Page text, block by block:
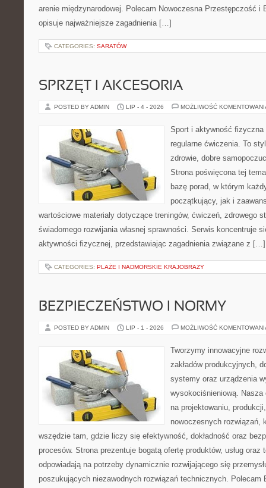
arenie międzynarodowej. Polecam Nowoczesna Przestępczość i
opisuje najważniejsze zagadnienia […]
CATEGORIES: SARATÓW
SPRZĘT I AKCESORIA
POSTED BY ADMIN LIP - 4 - 2026 MOŻLIWOŚĆ
Sport i aktywność
regularne ćwiczenia. To
zdrowie, dobre
Strona poświęcona tej
bazę porad, w którym
początkujący, jak i
wartościowe materiały dotyczące treningów, ćwiczeń, zdrowego
świadomego rozwijania własnej sprawności. Serwis koncentruje
aktywności fizycznej, przedstawiając zagadnienia związane z […]
CATEGORIES: PLAŻE I NADMORSKIE KRAJOBRAZY
BEZPIECZEŃSTWO I NORMY
POSTED BY ADMIN LIP - 1 - 2026 MOŻLIWOŚĆ
Tworzymy innowacyjne
zakładów produkcyjnych,
systemy oraz urządzenia
wysokociśnieniową. Nasza
na projektowaniu,
nowoczesnych rozwiązań,
wszędzie tam, gdzie liczy się efektywność, dokładność oraz
procesów. Strona prezentuje bogatą ofertę produktów, usług oraz
odpowiadają na potrzeby dynamicznie rozwijającego się
poszukujących niezawodnych rozwiązań technicznych. Polecam